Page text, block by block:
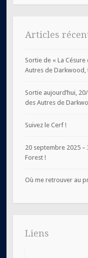
Articles
Sortie de « La
Autres de Darkwood,
Sortie aujourd’hui,
des Autres de
Suivez le Cerf !
20 septembre 2025 –
Forest !
Où me retrouver au
Liens